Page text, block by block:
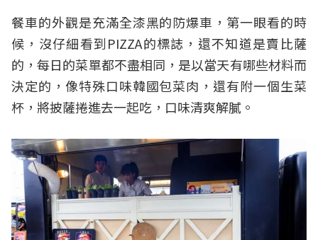
餐車的外觀是充滿全漆黑的防爆車，第一眼看的時
候，沒仔細看到PIZZA的標誌，還不知道是賣比薩
的，每日的菜單都不盡相同，是以當天有哪些材料而
決定的，像特殊口味韓國包菜肉，還有附一個生菜
杯，將披薩捲進去一起吃，口味清爽解膩。